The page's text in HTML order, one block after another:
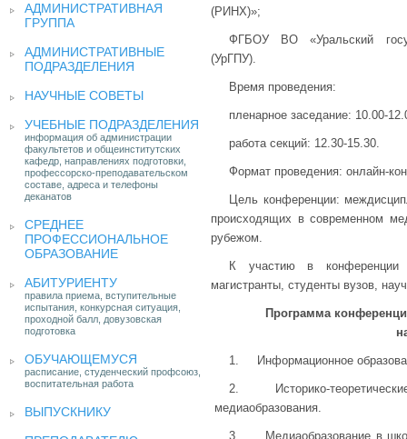
АДМИНИСТРАТИВНАЯ
ГРУППА
АДМИНИСТРАТИВНЫЕ
ПОДРАЗДЕЛЕНИЯ
НАУЧНЫЕ СОВЕТЫ
УЧЕБНЫЕ ПОДРАЗДЕЛЕНИЯ
информация об администрации
факультетов и общеинститутских
кафедр, направлениях подготовки,
профессорско-преподавательском
составе, адреса и телефоны
деканатов
СРЕДНЕЕ
ПРОФЕССИОНАЛЬНОЕ
ОБРАЗОВАНИЕ
АБИТУРИЕНТУ
правила приема, вступительные
испытания, конкурсная ситуация,
проходной балл, довузовская
подготовка
ОБУЧАЮЩЕМУСЯ
расписание, студенческий профсоюз,
воспитательная работа
ВЫПУСКНИКУ
(РИНХ)»;
ФГБОУ ВО «Уральский
(УрГПУ).
Время проведения:
пленарное заседание: 10.00-
работа секций: 12.30-15.30.
Формат проведения: онлайн-
Цель конференции:
происходящих в современном
рубежом.
К участию в конференции
магистранты, студенты вузов,
Программа
1. Информационное
2. Историко-
медиаобразования.
3. Медиаобразование в